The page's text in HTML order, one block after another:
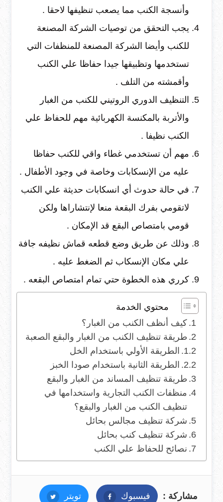
وأنسجة الكنب مما يصعب تنظيفها لاحقا .
يجب التحقق من توصيات الشركة المصنعة
للكنب وأيضا الشركة المصنعة للمنظفات التي
تستخدمها وتظبيقها جيدا حفاظا علي الكنب
وأقمشته من التلف .
التنظيف الدوري الروتيني للكنب من الغبار
والأتربة بالمكنسة الكهربائية مهم للحفاظ علي
الكنب نظيفا .
مهم أن تستخدمي غطاء واقي للكنب حفاظا
عليه من الإنسكابات وخاصة في وجود الأطفال .
في حالة حدوث أي انسكابات حديثة علي الكنب
لاتقومي بفرك البقعة منعا لإنتشاراها ولكن
قومي بامتصاص البقع قد الإمكان .
وذلك عن طريق وضع قطعه قماش نظيفه جافة
علي مكان الإنسكاب ثم الضغط عليه .
كرري هذه الخطوة حتي تمام امتصاص البقعه .
محتوي الخدمة
كيف أنظف الكنب من الغبار؟
طريقة تنظيف الكنب من الغبار والبقع الصعبة
الطريقة الأولي باستخدام الخل
الطريقة الثانية باستخدام صودا الخبز
طريقة تنظيف المساند من الغبار والبقع
منظفات الكنب التجارية واستخدامها في
تنظيف الكنب من الغبار والبقع؟
شركة تنظيف مجالس بحائل
شركة تنظيف كنب بحائل
نصائح للحفاظ علي الكنب
مشاركة : فيسبوك فيسبوكتويتر تويتر